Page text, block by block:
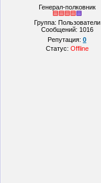
Генерал-полковник
Группа: Пользователи
Сообщений: 1016
Репутация: 0
Статус: Offline